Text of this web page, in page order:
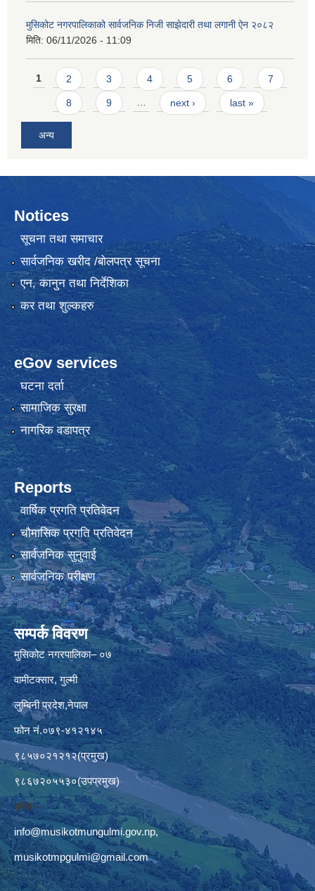
मुसिकोट नगरपालिकाको सार्वजनिक निजी साझेदारी तथा लगानी ऐन २०८२
मिति: 06/11/2026 - 11:09
Pages
1 2 3 4 5 6 7
8 9 … next › last »
अन्य
Notices
सूचना तथा समाचार
सार्वजनिक खरीद /बोलपत्र सूचना
एन, कानुन तथा निर्देशिका
कर तथा शुल्कहरु
eGov services
घटना दर्ता
सामाजिक सुरक्षा
नागरिक वडापत्र
Reports
वार्षिक प्रगति प्रतिवेदन
चौमासिक प्रगति प्रतिवेदन
सार्वजनिक सुनुवाई
सार्वजनिक परीक्षण
सम्पर्क विवरण
मुसिकोट नगरपालिका– ०७
वामीटक्सार, गुल्मी
लुम्बिनी प्रदेश,नेपाल
फोन नं.०७९-४१२१४५
९८५७०२१२१२(प्रमुख)
९८६७२०५५३०(उपप्रमुख)
इमेलः–
info@musikotmungulmi.gov.np,
musikotmpgulmi@gmail.com